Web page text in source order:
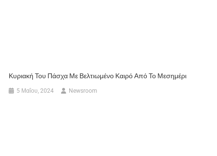
Κυριακή Του Πάσχα Με Βελτιωμένο Καιρό Από Το Μεσημέρι
5 Μαΐου, 2024 Newsroom